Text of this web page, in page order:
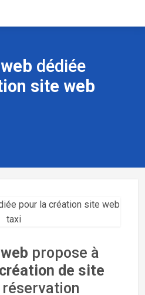
dédiée
site web
propose à
création de site